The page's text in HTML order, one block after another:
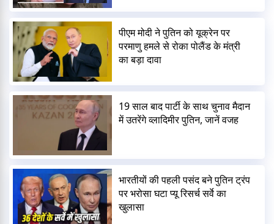
पीएम मोदी ने पुतिन को यूक्रेन पर
परमाणु हमले से रोका पोलैंड के मंत्री
का बड़ा दावा
19 साल बाद पार्टी के साथ चुनाव मैदान
में उतरेंगे व्लादिमीर पुतिन, जानें वजह
भारतीयों की पहली पसंद बने पुतिन ट्रंप
पर भरोसा घटा प्यू रिसर्च सर्वे का
खुलासा